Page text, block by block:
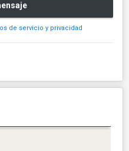
de servicio y privacidad